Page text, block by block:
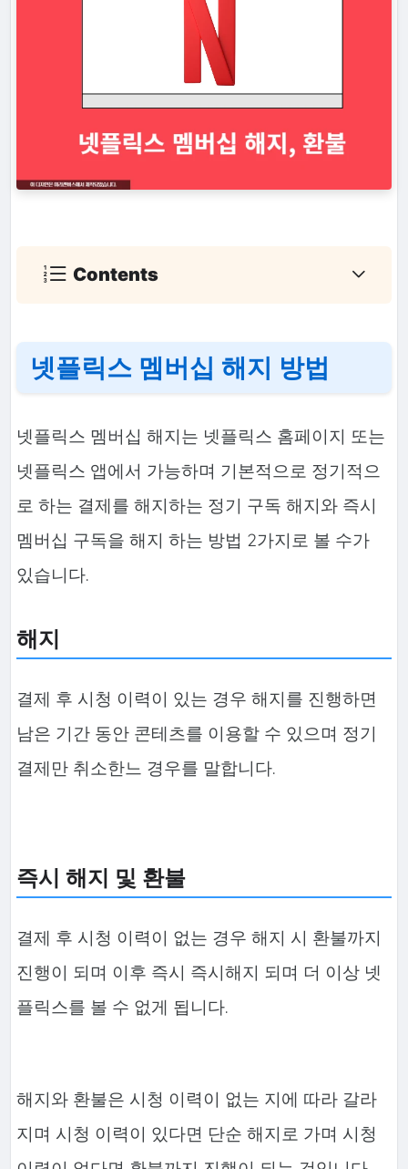
Contents
넷플릭스 멤버십 해지 방법
넷플릭스 멤버십 해지는 넷플릭스 홈페이지 또는
넷플릭스 앱에서 가능하며 기본적으로 정기적으
로 하는 결제를 해지하는 정기 구독 해지와 즉시
멤버십 구독을 해지 하는 방법 2가지로 볼 수가
있습니다.
해지
결제 후 시청 이력이 있는 경우 해지를 진행하면
남은 기간 동안 콘테츠를 이용할 수 있으며 정기
결제만 취소한느 경우를 말합니다.
즉시 해지 및 환불
결제 후 시청 이력이 없는 경우 해지 시 환불까지
진행이 되며 이후 즉시 즉시해지 되며 더 이상 넷
플릭스를 볼 수 없게 됩니다.
해지와 환불은 시청 이력이 없는 지에 따라 갈라
지며 시청 이력이 있다면 단순 해지로 가며 시청